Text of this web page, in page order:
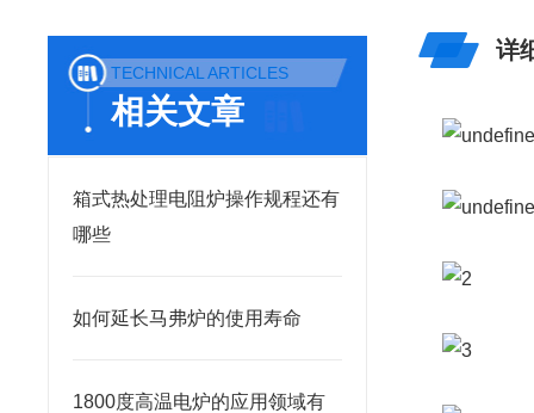
TECHNICAL ARTICLES
相关文章
箱式热处理电阻炉操作规程还有
哪些
如何延长马弗炉的使用寿命
1800度高温电炉的应用领域有
详